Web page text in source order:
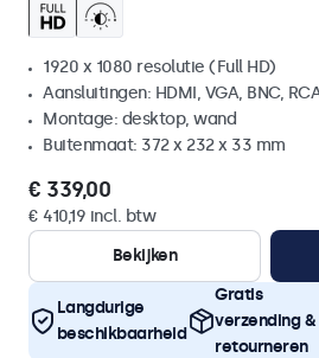
1920 x 1080 resolutie (Full HD)
Aansluitingen: HDMI, VGA, BNC,
Montage: desktop, wand
Buitenmaat: 372 x 232 x 33 mm
€ 339,00
€ 410,19 incl. btw
Bekijken
Langdurige
beschikbaarheid
Gratis
verzending &
retourneren